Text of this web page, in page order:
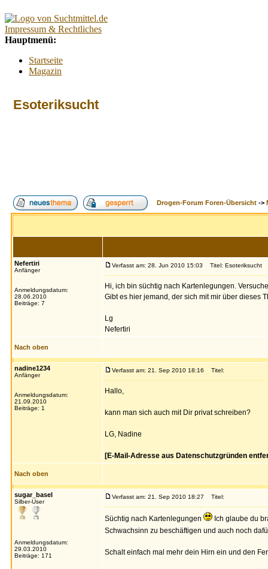
Esoteriksucht
Drogen-Forum Foren-Übersicht ->
Nefertiri
Anfänger
Anmeldungsdatum:
28.06.2010
Beiträge: 7
Verfasst am: 28. Jun 2010 15:03 Titel: Esoteriksucht
Hi, ich bin süchtig nach Kartenlegungen.
Gibt es hier jemand, der sich mit mir über dieses
Lg
Nefertiri
Nach oben
nadine1234
Anfänger
Anmeldungsdatum:
21.09.2010
Beiträge: 1
Verfasst am: 21. Sep 2010 18:16 Titel:
Hallo,
kann man sich auch mit Dir privat schreiben?
LG, Nadine
[E-Mail-Adresse aus Datenschutzgründen
Nach oben
sugar_basel
Silber-User
Anmeldungsdatum:
29.03.2010
Beiträge: 171
Verfasst am: 21. Sep 2010 18:27 Titel:
Süchtig nach Kartenlegungen
Ich glaube du
Schwachsinn zu beschäftigen und auch noch
Schalt einfach mal mehr dein Hirn ein und den
Impressum & Rechtliches
Hauptmenü:
Startseite
Magazin
Lexikon
Promillerechner
BMI-Rechner